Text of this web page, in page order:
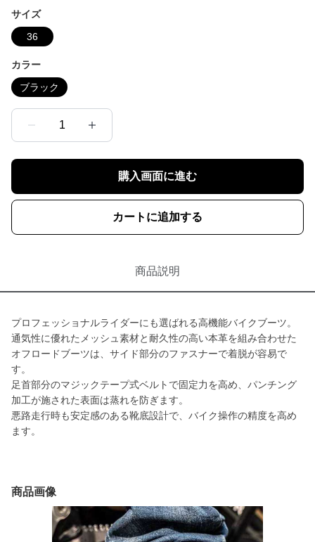
サイズ
36
カラー
ブラック
1
購入画面に進む
カートに追加する
商品説明
プロフェッショナルライダーにも選ばれる高機能バイクブーツ。
通気性に優れたメッシュ素材と耐久性の高い本革を組み合わせた
オフロードブーツは、サイド部分のファスナーで着脱が容易で
す。
足首部分のマジックテープ式ベルトで固定力を高め、パンチング
加工が施された表面は蒸れを防ぎます。
悪路走行時も安定感のある靴底設計で、バイク操作の精度を高め
ます。
商品画像